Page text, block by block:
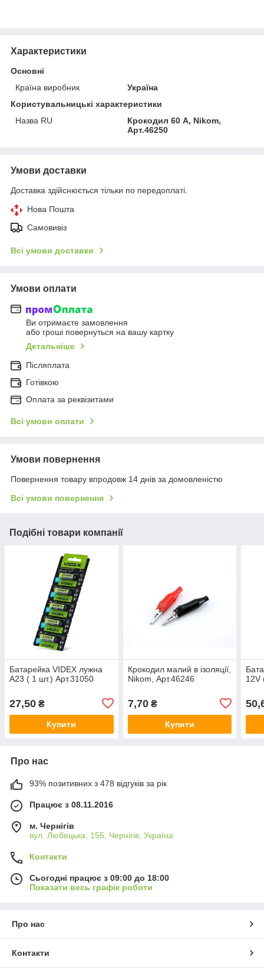
Характеристики
Основні
Країна виробник
Україна
Користувальницькі характеристики
Назва RU
Крокодил 60 А, Nikom,
Арт.46250
Умови доставки
Доставка здійснюється тільки по передоплаті.
Нова Пошта
Самовивіз
Всі умови доставки
Умови оплати
Ви отримаєте замовлення
або гроші повернуться на вашу картку
Детальніше
Післяплата
Готівкою
Оплата за реквізитами
Всі умови оплати
Умови повернення
Повернення товару впродовж 14 днів за домовленістю
Всі умови повернення
Подібні товари компанії
Батарейка VIDEX лужна
А23 ( 1 шт.) Арт.31050
27,50 ₴
Купити
Крокодил малий в ізоляції,
Nikom, Арт.46246
7,70₴
Купити
12V
Про нас
93% позитивних з 478 відгуків за рік
Працює з 08.11.2016
м. Чернігів
вул. Любецька, 155, Чернігів, Україна
Контакти
Сьогодні працює з 09:00 до 18:00
Показати весь графік роботи
Про нас
Контакти